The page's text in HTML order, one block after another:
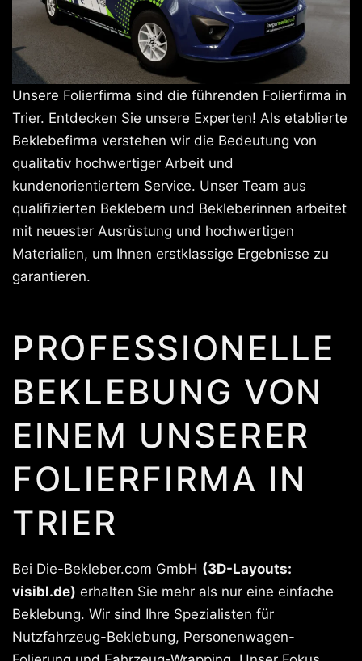
Unsere Folierfirma sind die führenden Folierfirma in
Trier. Entdecken Sie unsere Experten! Als etablierte
Beklebefirma verstehen wir die Bedeutung von
qualitativ hochwertiger Arbeit und
kundenorientiertem Service. Unser Team aus
qualifizierten Beklebern und Bekleberinnen arbeitet
mit neuester Ausrüstung und hochwertigen
Materialien, um Ihnen erstklassige Ergebnisse zu
garantieren.
PROFESSIONELLE
BEKLEBUNG VON
EINEM UNSERER
FOLIERFIRMA IN
TRIER
Bei Die-Bekleber.com GmbH (3D-Layouts:
visibl.de) erhalten Sie mehr als nur eine einfache
Beklebung. Wir sind Ihre Spezialisten für
Nutzfahrzeug-Beklebung, Personenwagen-